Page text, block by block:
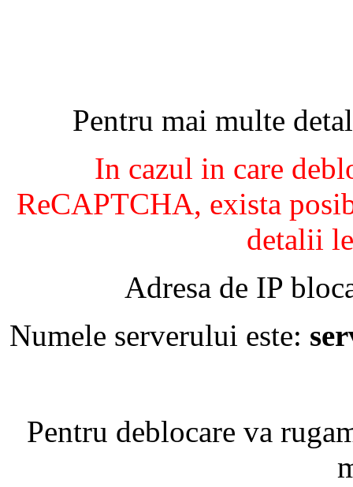
Pentru mai multe
In cazul in care
ReCAPTCHA, exista
detalii
Adresa de IP
Numele serverului este:
Pentru deblocare va